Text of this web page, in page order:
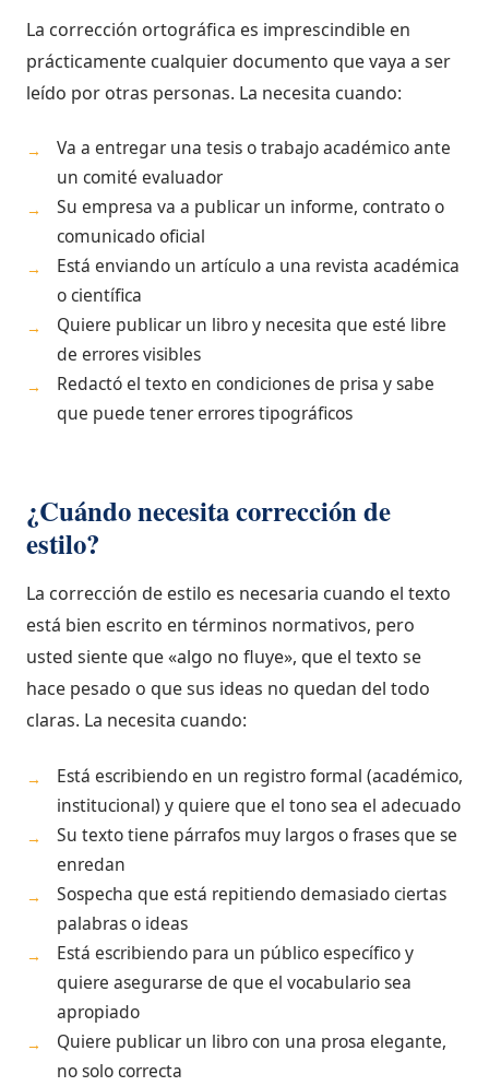
La corrección ortográfica es imprescindible en
prácticamente cualquier documento que vaya a ser
leído por otras personas. La necesita cuando:
→
Va a entregar una tesis o trabajo académico ante
un comité evaluador
→
Su empresa va a publicar un informe, contrato o
comunicado oficial
→
Está enviando un artículo a una revista académica
o científica
→
Quiere publicar un libro y necesita que esté libre
de errores visibles
→
Redactó el texto en condiciones de prisa y sabe
que puede tener errores tipográficos
¿Cuándo necesita corrección de
estilo?
La corrección de estilo es necesaria cuando el texto
está bien escrito en términos normativos, pero
usted siente que «algo no fluye», que el texto se
hace pesado o que sus ideas no quedan del todo
claras. La necesita cuando:
→
Está escribiendo en un registro formal (académico,
institucional) y quiere que el tono sea el adecuado
→
Su texto tiene párrafos muy largos o frases que se
enredan
→
Sospecha que está repitiendo demasiado ciertas
palabras o ideas
→
Está escribiendo para un público específico y
quiere asegurarse de que el vocabulario sea
apropiado
→
Quiere publicar un libro con una prosa elegante,
no solo correcta